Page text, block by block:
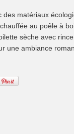
des matériaux
au poêle à
sèche avec
une ambiance